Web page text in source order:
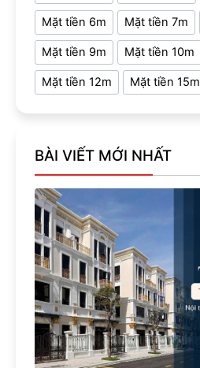
Mặt tiền 6m Mặt tiền 7m
Mặt tiền 9m Mặt tiền 10m
Mặt tiền 12m Mặt tiền 15m
BÀI VIẾT MỚI NHẤT